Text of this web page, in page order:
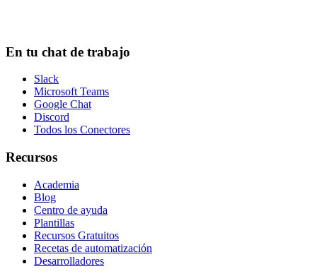
En tu chat de trabajo
Slack
Microsoft Teams
Google Chat
Discord
Todos los Conectores
Recursos
Academia
Blog
Centro de ayuda
Plantillas
Recursos Gratuitos
Recetas de automatización
Desarrolladores